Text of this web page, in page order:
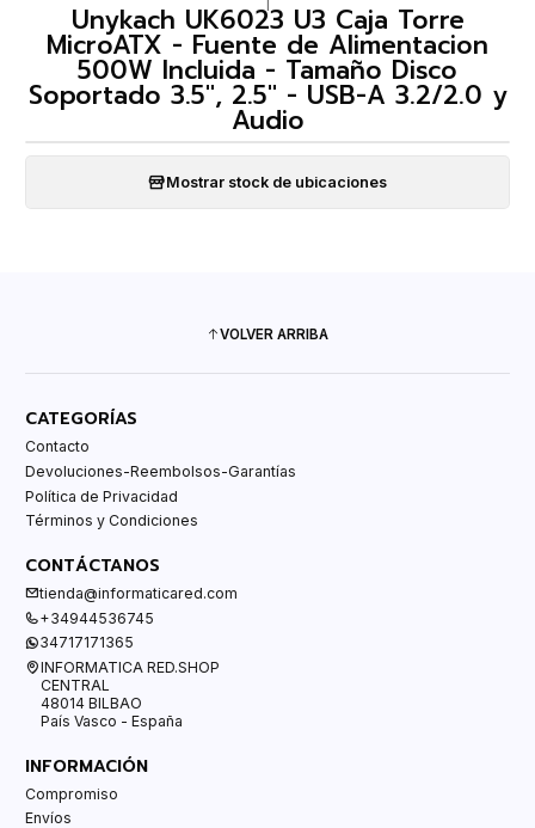
Unykach UK6023 U3 Caja Torre
MicroATX - Fuente de Alimentacion
500W Incluida - Tamaño Disco
Soportado 3.5", 2.5" - USB-A 3.2/2.0 y
Audio
Mostrar stock de ubicaciones
VOLVER ARRIBA
CATEGORÍAS
Contacto
Devoluciones-Reembolsos-Garantías
Política de Privacidad
Términos y Condiciones
CONTÁCTANOS
tienda@informaticared.com
+34944536745
34717171365
INFORMATICA RED.SHOP
CENTRAL
48014 BILBAO
País Vasco - España
INFORMACIÓN
Compromiso
Envíos